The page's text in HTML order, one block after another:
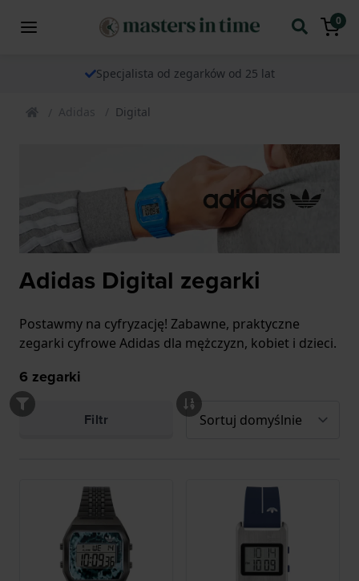
0
Specjalista od zegarków od 25 lat
Adidas Digital
Adidas Digital zegarki
Postawmy na cyfryzację! Zabawne, praktyczne
zegarki cyfrowe Adidas dla mężczyzn, kobiet i dzieci.
6 zegarki
Filtr